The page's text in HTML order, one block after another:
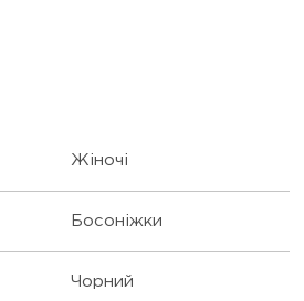
Жіночі
Босоніжки
Чорний